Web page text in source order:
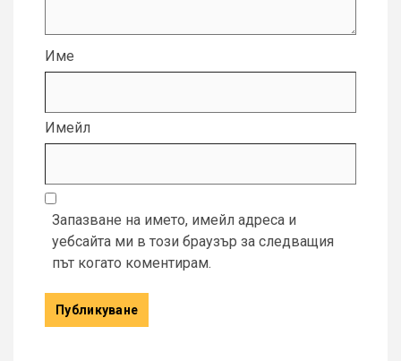
Име
Имейл
Запазване на името, имейл адреса и
уебсайта ми в този браузър за следващия
път когато коментирам.